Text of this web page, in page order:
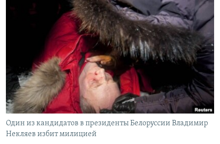
СЕВЕР.РЕАЛИИ
СИБИРЬ.РЕАЛИИ
РАСПИСАНИЕ ВЕЩАНИЯ
ПОДПИШИТЕСЬ НА РАССЫЛКУ
СОЦИАЛЬНЫЕ СЕТИ
Один из кандидатов в президенты Белоруссии Владимир
Некляев избит милицией